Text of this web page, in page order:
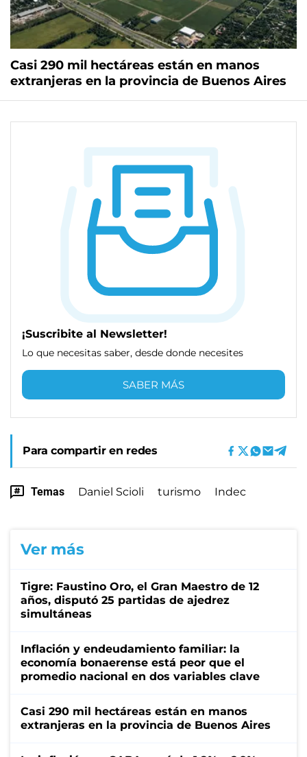
Casi 290 mil hectáreas están en manos
extranjeras en la provincia de Buenos Aires
¡Suscribite al Newsletter!
Lo que necesitas saber, desde donde necesites
SABER MÁS
Para compartir en redes
Temas Daniel Scioli turismo Indec
Ver más
Tigre: Faustino Oro, el Gran Maestro de 12
años, disputó 25 partidas de ajedrez
simultáneas
Inflación y endeudamiento familiar: la
economía bonaerense está peor que el
promedio nacional en dos variables clave
Casi 290 mil hectáreas están en manos
extranjeras en la provincia de Buenos Aires